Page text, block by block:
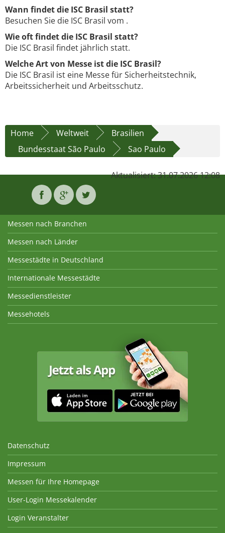
Wann findet die ISC Brasil statt?
Besuchen Sie die ISC Brasil vom .
Wie oft findet die ISC Brasil statt?
Die ISC Brasil findet jährlich statt.
Welche Art von Messe ist die ISC Brasil?
Die ISC Brasil ist eine Messe für Sicherheitstechnik,
Arbeitssicherheit und Arbeitsschutz.
Home Weltweit
Brasilien
Bundesstaat São Paulo
Sao Paulo
Aktualisiert: 31.07.2026 12:08
Messen nach Branchen
Messen nach Länder
Messestädte in Deutschland
Internationale Messestädte
Messedienstleister
Messehotels
Datenschutz
Impressum
Messen für Ihre Homepage
User-Login Messekalender
Login Veranstalter